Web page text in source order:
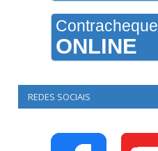
Contracheque
ONLINE
REDES SOCIAIS